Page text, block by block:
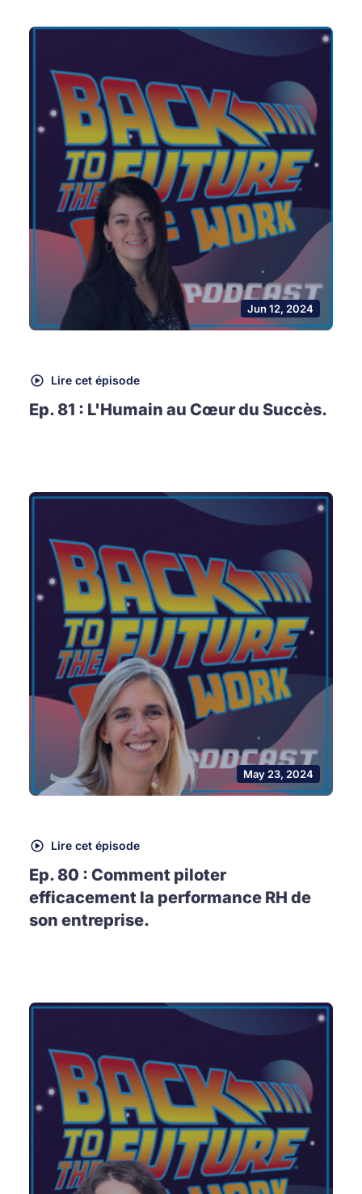
Jun 12, 2024
Lire cet épisode
Ep. 81 : L'Humain au Cœur du Succès.
May 23, 2024
Lire cet épisode
Ep. 80 : Comment piloter
efficacement la performance RH de
son entreprise.